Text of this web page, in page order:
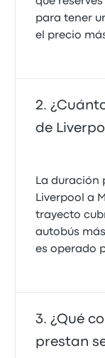
28 de octubre de
para tener
el precio
de
La duración
Liverpool a
trayecto
autobús
es operado
¿Qué
prestan